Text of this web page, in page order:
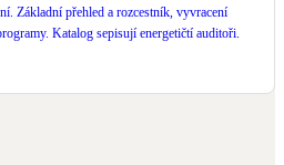
Základní přehled a rozcestník, vyvracení
Katalog sepisují energetičtí auditoři.